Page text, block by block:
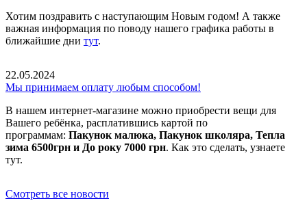
Хотим поздравить с наступающим Новым годом! А также
важная информация по поводу нашего графика работы в
ближайшие дни тут.
22.05.2024
Мы принимаем оплату любым способом!
В нашем интернет-магазине можно приобрести вещи для
Вашего ребёнка, расплатившись картой по
программам: Пакунок малюка, Пакунок школяра, Тепла
зима 6500грн и До року 7000 грн. Как это сделать, узнаете
тут.
Смотреть все новости